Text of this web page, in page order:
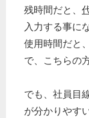
残時間だと、
入力する事に
使用時間だと
で、こちらの
でも、社員目
が分かりやす